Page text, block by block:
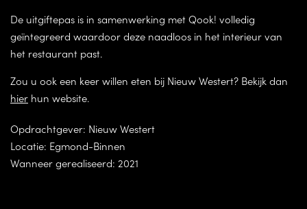
De uitgiftepas is in samenwerking met Qook! volledig
geïntegreerd waardoor deze naadloos in het interieur van
het restaurant past.
Zou u ook een keer willen eten bij Nieuw Westert? Bekijk dan
hier hun website.
Opdrachtgever: Nieuw Westert
Locatie: Egmond-Binnen
Wanneer gerealiseerd: 2021